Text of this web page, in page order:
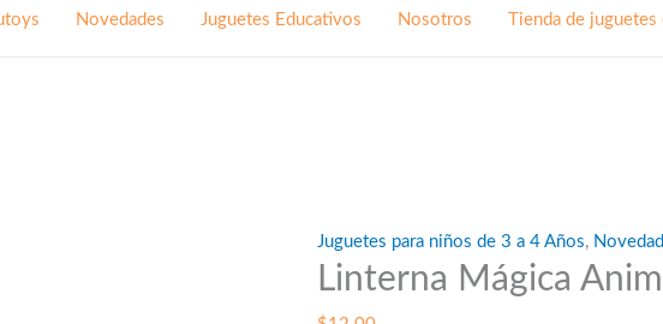
Novedades Juguetes Educativos Nosotros Tienda de
Juguetes para niños de 3 a 4 Años,
Linterna Mágica